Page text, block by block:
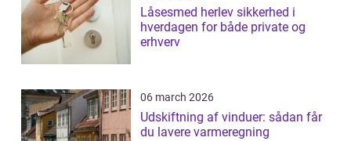
Låsesmed herlev sikkerhed i
hverdagen for både private og
erhverv
06 march 2026
Udskiftning af vinduer: sådan får
du lavere varmeregning